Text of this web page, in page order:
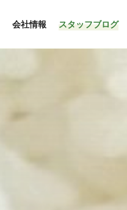
会社情報 スタッフブログ